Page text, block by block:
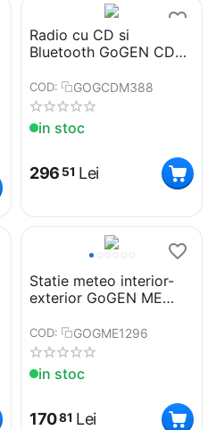
Radio cu CD si
Bluetooth GoGEN CDM
USB, SD, AUX, ceas
COD: GOGCDM388
in stoc
296 51 Lei
Statie meteo interior-
exterior GoGEN ME
fir, LCD color
COD: GOGME1296
in stoc
17081 Lei